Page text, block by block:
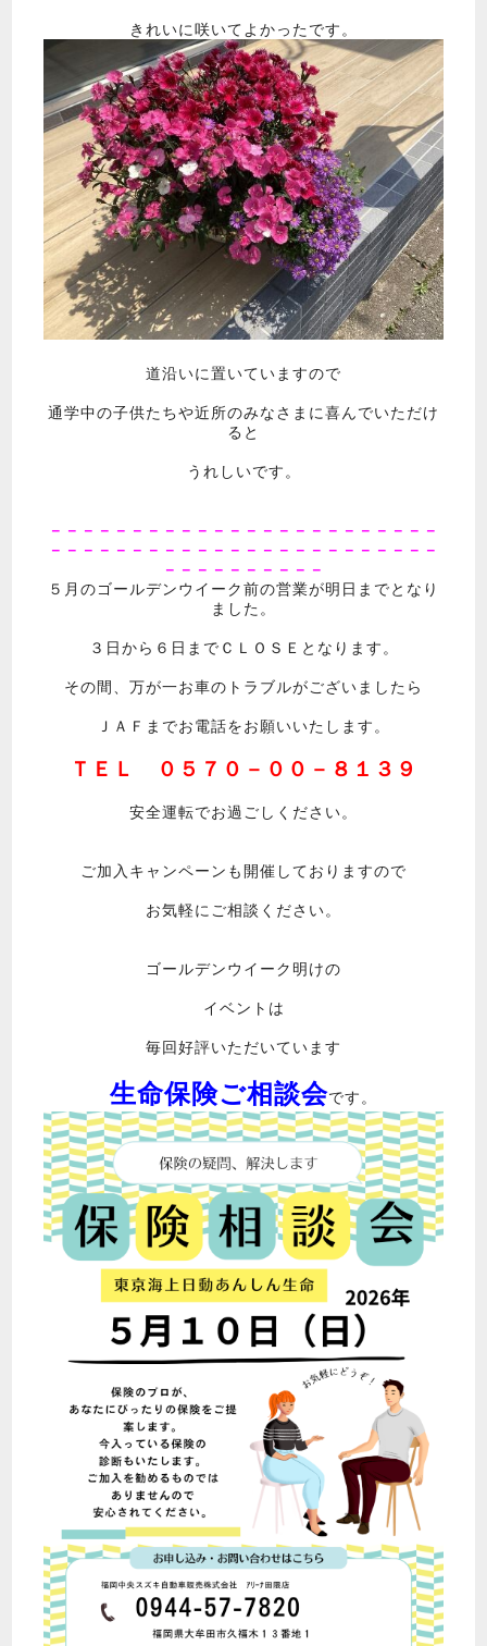
きれいに咲いてよかったです。
道沿いに置いていますので
通学中の子供たちや近所のみなさまに喜んでいただけ
ると
うれしいです。
－－－－－－－－－－－－－－－－－－－－－－－－
－－－－－－－－－－－－－－－－－－－－－－－－
－－－－－－－－－－
５月のゴールデンウイーク前の営業が明日までとなり
ました。
３日から６日までＣＬＯＳＥとなります。
その間、万が一お車のトラブルがございましたら
ＪＡＦまでお電話をお願いいたします。
ＴＥＬ ０５７０－００－８１３９
安全運転でお過ごしください。
ご加入キャンペーンも開催しておりますので
お気軽にご相談ください。
ゴールデンウイーク明けの
イベントは
毎回好評いただいています
生命保険ご相談会です。